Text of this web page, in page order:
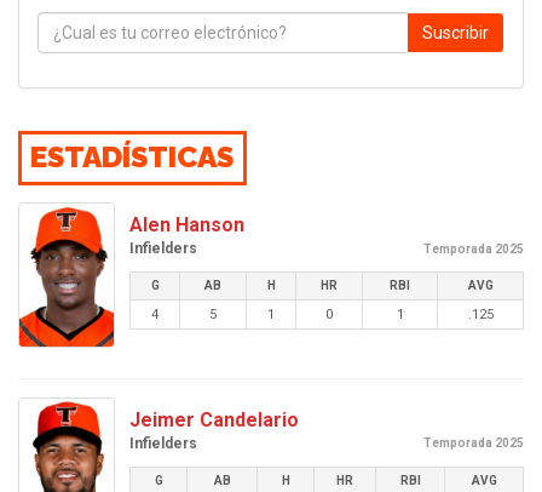
Suscribir
ESTADÍSTICAS
Alen Hanson
Infielders Temporada 2025
G AB H HR RBI AVG
4 5 1 0 1 .125
Jeimer Candelario
Infielders Temporada 2025
G AB H HR RBI AVG